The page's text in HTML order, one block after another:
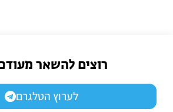
רוצים להשאר
לערוץ הטלגרם